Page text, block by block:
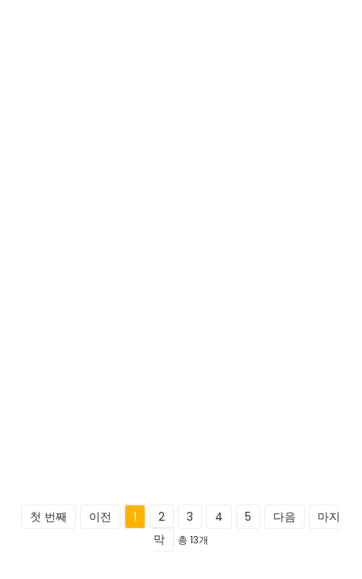
첫 번째 이전 1 2 3 4 5 다음
마지
막
총 13개